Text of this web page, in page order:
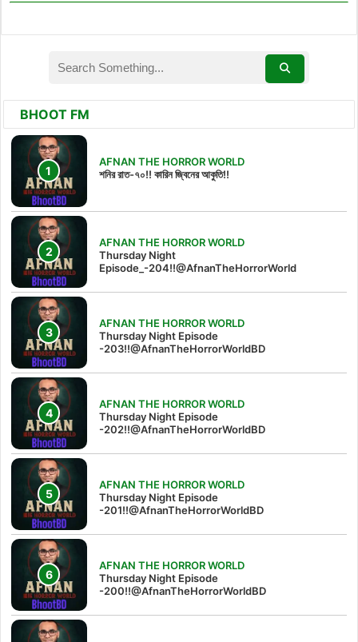
BHOOT FM
AFNAN THE HORROR WORLD
শনির রাত-৭০!! কারিন জ্বিনের আকুতি!!
AFNAN THE HORROR WORLD
Thursday Night
Episode_-204!!@AfnanTheHorrorWorld
AFNAN THE HORROR WORLD
Thursday Night Episode
-203!!@AfnanTheHorrorWorldBD
AFNAN THE HORROR WORLD
Thursday Night Episode
-202!!@AfnanTheHorrorWorldBD
AFNAN THE HORROR WORLD
Thursday Night Episode
-201!!@AfnanTheHorrorWorldBD
AFNAN THE HORROR WORLD
Thursday Night Episode
-200!!@AfnanTheHorrorWorldBD